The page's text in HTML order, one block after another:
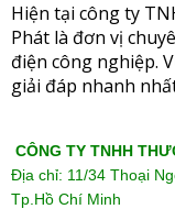
Hiện tại công ty
Phát là đơn vị
điện công nghiệp.
giải đáp nhanh
CÔNG TY TNHH
Địa chỉ: 11/34 Thoại
Tp.Hồ Chí Minh